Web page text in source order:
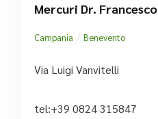
Mercuri Dr. Francesco
Campania / Benevento
Via Luigi Vanvitelli
tel:+39 0824 315847